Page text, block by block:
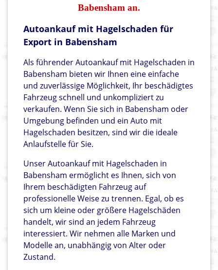
Babensham an.
Autoankauf mit Hagelschaden für
Export in Babensham
Als führender Autoankauf mit Hagelschaden in
Babensham bieten wir Ihnen eine einfache
und zuverlässige Möglichkeit, Ihr beschädigtes
Fahrzeug schnell und unkompliziert zu
verkaufen. Wenn Sie sich in Babensham oder
Umgebung befinden und ein Auto mit
Hagelschaden besitzen, sind wir die ideale
Anlaufstelle für Sie.
Unser Autoankauf mit Hagelschaden in
Babensham ermöglicht es Ihnen, sich von
Ihrem beschädigten Fahrzeug auf
professionelle Weise zu trennen. Egal, ob es
sich um kleine oder größere Hagelschäden
handelt, wir sind an jedem Fahrzeug
interessiert. Wir nehmen alle Marken und
Modelle an, unabhängig von Alter oder
Zustand.